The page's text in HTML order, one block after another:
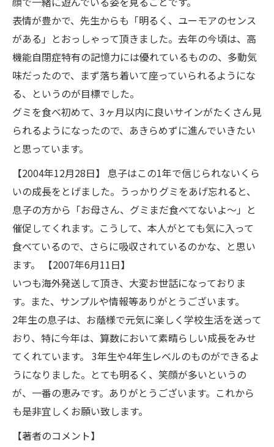
表情が豊かで、先生からも「明るく、ユーモアのセンス
がある」とおっしゃって頂きました。去年の今頃は、高
機能自閉症特有の記憶力には優れているものの、多動気
味だったので、まず落ち着いて座っていられるようにな
る、というのが目標でした。
グミを食べ初めて、3ヶ月以内に良いサインがたくさん見
られるようになったので、あきらめずに進んでいきたい
と思っています。
【2004年12月28日】 息子はこの1年で信じられないくら
いの成長をとげました。うっかりグミをあげ忘れると、
息子の方から「お母さん、グミまだ食べてないよ～」と
催促してくれます。こうして、本人がとても気に入って
食べているので、さらに吸収されているのかな、と思い
ます。 【2007年6月11日】
いつも海外発送して頂き、大変お世話になっておりま
す。また、サンプルや情報等ありがとうございます。
2年生の息子は、お蔭様で元気に楽しく学校生活を送って
おり、特に今年は、算数において素晴らしい成長をみせ
てくれています。 3年生や4年生レベルのものができるよ
うになりました。とても明るく、笑顔が多いというの
が、一番の恵みです。ありがとうございます。これから
も是非宜しくお願い致します。
【著者のコメント】
お問い合わせはこちら